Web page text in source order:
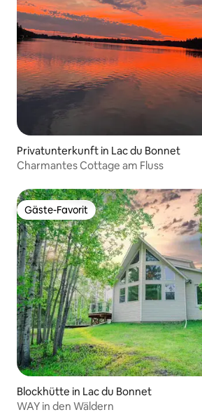
Privatunterkunft in Lac du Bonnet
Charmantes Cottage am Fluss
Gäste-Favorit
Gäste-Favorit
Blockhütte in Lac du Bonnet
WAY in den Wäldern